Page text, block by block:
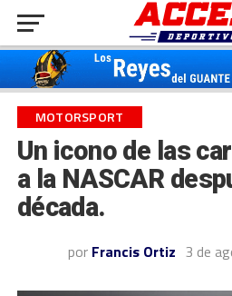
MOTORSPORT
Un icono de las
a la NASCAR
década.
por Francis Ortiz 3 de